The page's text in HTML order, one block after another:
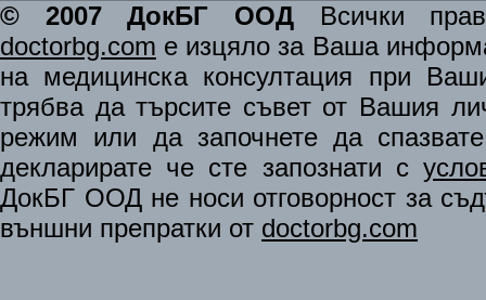
© 2007 ДокБГ ООД Всички
doctorbg.com е изцяло за Ваша
на медицинска консултация при
трябва да търсите съвет от Вашия
режим или да започнете да
декларирате че сте запознати с
ДокБГ ООД не носи отговорност за
външни препратки от doctorbg.com